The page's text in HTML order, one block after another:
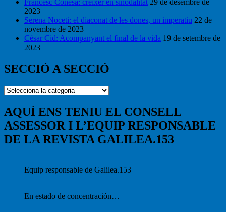
2023
Serena Noceti: el diaconat de les dones, un imperatiu 22 de
novembre de 2023
César Cid: Acompanyant el final de la vida 19 de setembre de
2023
SECCIÓ A SECCIÓ
SECCIÓ
SECCIÓ
AQUÍ ENS TENIU EL CONSELL
ASSESSOR I L’EQUIP RESPONSABLE
DE LA REVISTA GALILEA.153
Equip responsable de Galilea.153
En estado de concentración…